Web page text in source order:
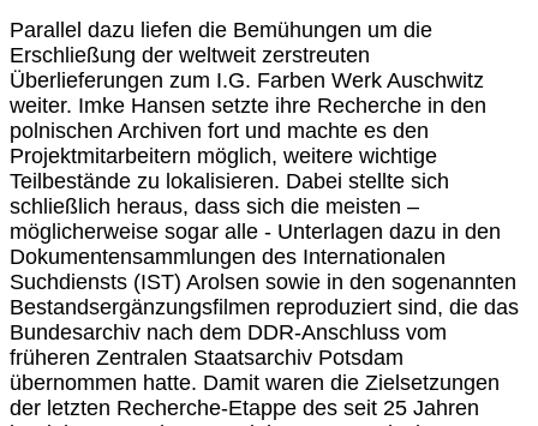
Parallel dazu liefen die Bemühungen um die
Erschließung der weltweit zerstreuten
Überlieferungen zum I.G. Farben Werk Auschwitz
weiter. Imke Hansen setzte ihre Recherche in den
polnischen Archiven fort und machte es den
Projektmitarbeitern möglich, weitere wichtige
Teilbestände zu lokalisieren. Dabei stellte sich
schließlich heraus, dass sich die meisten –
möglicherweise sogar alle - Unterlagen dazu in den
Dokumentensammlungen des Internationalen
Suchdiensts (IST) Arolsen sowie in den sogenannten
Bestandsergänzungsfilmen reproduziert sind, die das
Bundesarchiv nach dem DDR-Anschluss vom
früheren Zentralen Staatsarchiv Potsdam
übernommen hatte. Damit waren die Zielsetzungen
der letzten Recherche-Etappe des seit 25 Jahren